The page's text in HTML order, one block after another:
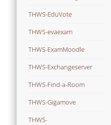
THWS-EduVote
THWS-evaexam
THWS-ExamMoodle
THWS-Exchangeserver
THWS-Find-a-Room
THWS-Gigamove
THWS-